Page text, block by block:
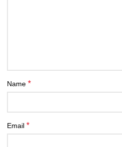
Name *
Email *